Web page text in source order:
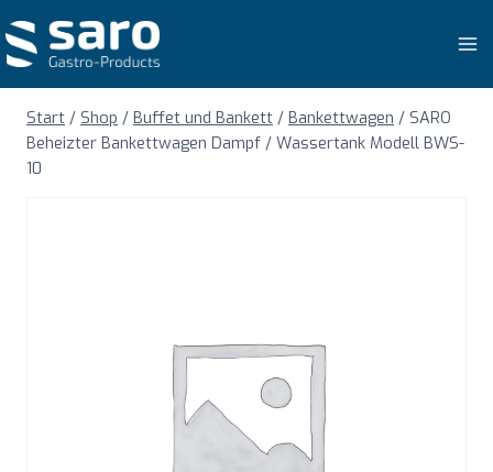
Inhalt
springen
Start / Shop / Buffet und Bankett / Bankettwagen / SARO
Beheizter Bankettwagen Dampf / Wassertank Modell BWS-
10